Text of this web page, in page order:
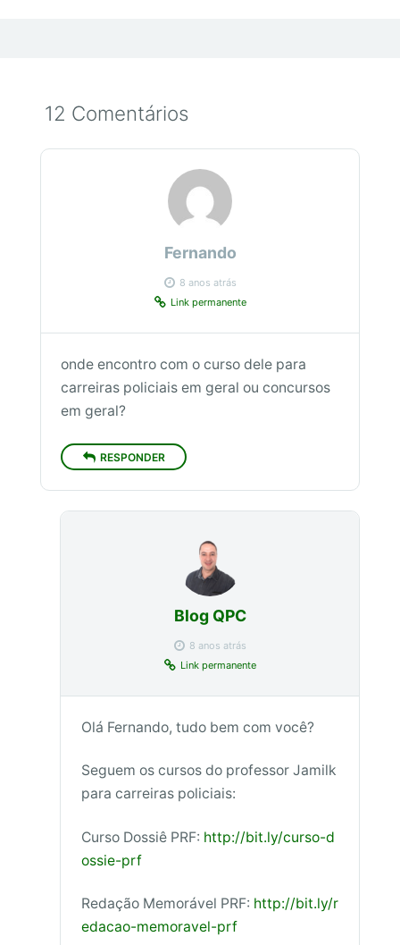
12 Comentários
Fernando
8 anos atrás
Link permanente
onde encontro com o curso dele para
carreiras policiais em geral ou concursos
em geral?
RESPONDER
Blog QPC
8 anos atrás
Link permanente
Olá Fernando, tudo bem com você?
Seguem os cursos do professor Jamilk
para carreiras policiais:
Curso Dossiê PRF: http://bit.ly/curso-d
ossie-prf
Redação Memorável PRF: http://bit.ly/r
edacao-memoravel-prf